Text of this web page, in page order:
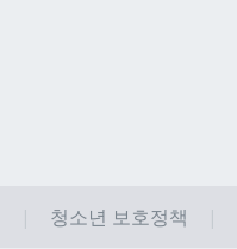
청소년 보호정책